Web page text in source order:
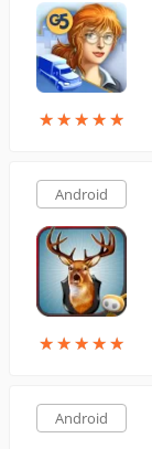
★★★★★
★★★★★
Android
★★★★★
★★★★★
Android